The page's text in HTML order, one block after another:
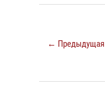
← Предыдущая